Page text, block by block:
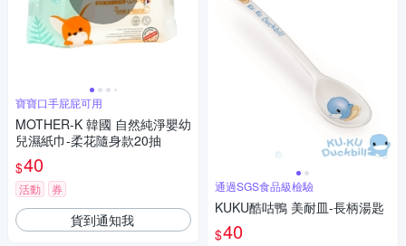
寶寶口手屁屁可用
MOTHER-K 韓國 自然純淨嬰幼
兒濕紙巾-柔花隨身款20抽
$40
活動 券
貨到通知我
通過SGS食品級檢驗
KUKU酷咕鴨 美耐皿-長柄湯匙
$40